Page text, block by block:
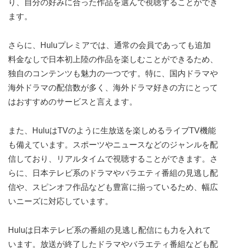
り、自分の好みに合った作品を選んで視聴することができ
ます。
さらに、Huluプレミアでは、通常の会員であっても追加
料金なしで日本初上陸の作品を楽しむことができるため、
独自のコンテンツも魅力の一つです。特に、国内ドラマや
海外ドラマの配信数が多く、海外ドラマ好きの方にとって
はおすすめのサービスと言えます。
また、HuluはTVのように生放送を楽しめるライブTV機能
も備えています。スポーツやニュースなどのジャンルを配
信しており、リアルタイムで視聴することができます。さ
らに、日本テレビ系のドラマやバラエティ番組の見逃し配
信や、スピンオフ作品なども豊富に揃っているため、幅広
いニーズに対応しています。
Huluは日本テレビ系の番組の見逃し配信にも力を入れて
います。放送が終了したドラマやバラエティ番組なども配